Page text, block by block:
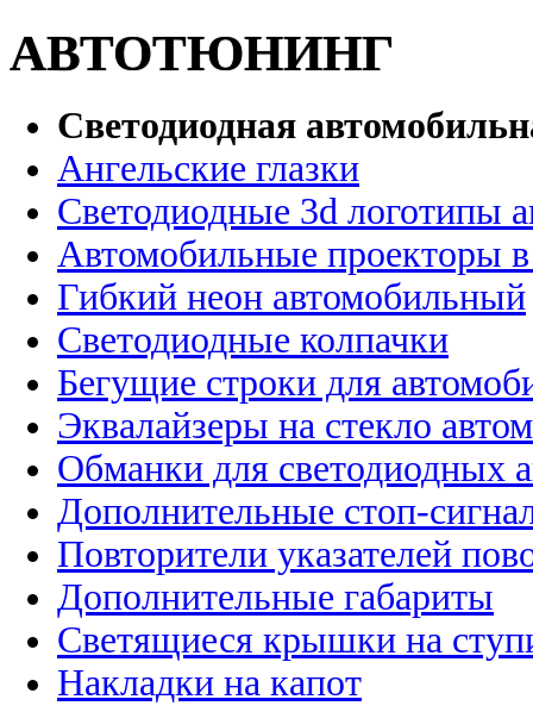
АВТОТЮНИНГ
Светодиодная
Ангельские глазки
Светодиодные 3d логотипы
Автомобильные проекторы
Гибкий неон автомобильный
Светодиодные колпачки
Бегущие строки для
Эквалайзеры на стекло
Обманки для светодиодных
Дополнительные стоп-
Повторители указателей
Дополнительные габариты
Светящиеся крышки на
Накладки на капот